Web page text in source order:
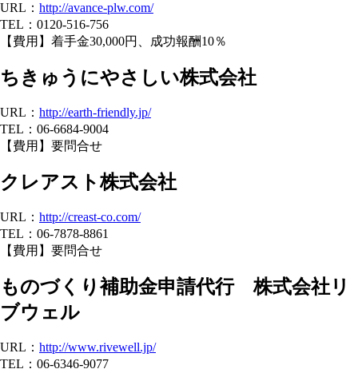
URL： http://avance-plw.com/
TEL：0120-516-756
【費用】着手金30,000円、成功報酬10％
ちきゅうにやさしい株式会社
URL： http://earth-friendly.jp/
TEL：06-6684-9004
【費用】要問合せ
クレアスト株式会社
URL： http://creast-co.com/
TEL：06-7878-8861
【費用】要問合せ
ものづくり補助金申請代行 株式会社リ
ブウェル
URL： http://www.rivewell.jp/
TEL：06-6346-9077